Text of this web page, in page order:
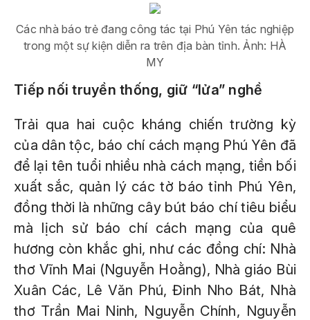
Các nhà báo trẻ đang công tác tại Phú Yên tác nghiệp
trong một sự kiện diễn ra trên địa bàn tỉnh. Ảnh: HÀ
MY
Tiếp nối truyền thống, giữ “lửa” nghề
Trải qua hai cuộc kháng chiến trường kỳ
của dân tộc, báo chí cách mạng Phú Yên đã
để lại tên tuổi nhiều nhà cách mạng, tiền bối
xuất sắc, quản lý các tờ báo tỉnh Phú Yên,
đồng thời là những cây bút báo chí tiêu biểu
mà lịch sử báo chí cách mạng của quê
hương còn khắc ghi, như các đồng chí: Nhà
thơ Vĩnh Mai (Nguyễn Hoằng), Nhà giáo Bùi
Xuân Các, Lê Văn Phú, Đinh Nho Bát, Nhà
thơ Trần Mai Ninh, Nguyễn Chính, Nguyễn